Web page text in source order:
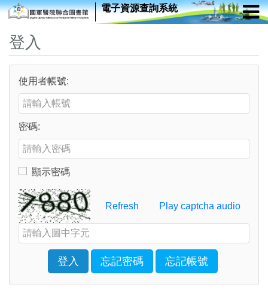
電子資源查詢系統
登入
使用者帳號:
Enter your username or email address
密碼:
Enter your password
顯示密碼
Toggle to show or hide your password
Verification Code
Refresh
Play captcha audio
Enter the characters shown in the image above
登入 忘記密碼 忘記帳號